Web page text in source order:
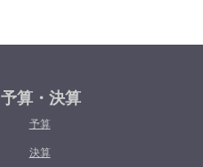
予算・決算
予算
決算